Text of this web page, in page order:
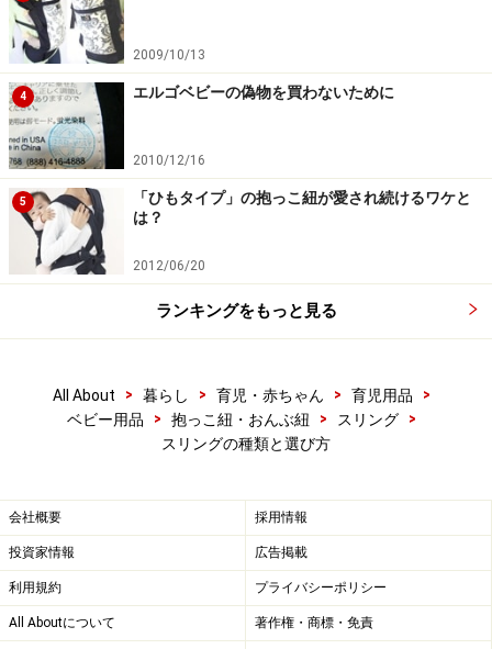
2009/10/13
4 エルゴベビーの偽物を買わないために
2010/12/16
5
「ひもタイプ」の抱っこ紐が愛され続けるワケと
は？
2012/06/20
ランキングをもっと見る
All About > 暮らし > 育児・赤ちゃん > 育児用品
>
ベビー用品
> 抱っこ紐・おんぶ紐 > スリング
>
スリングの種類と選び方
会社概要 採用情報
投資家情報 広告掲載
利用規約 プライバシーポリシー
All Aboutについて 著作権・商標・免責